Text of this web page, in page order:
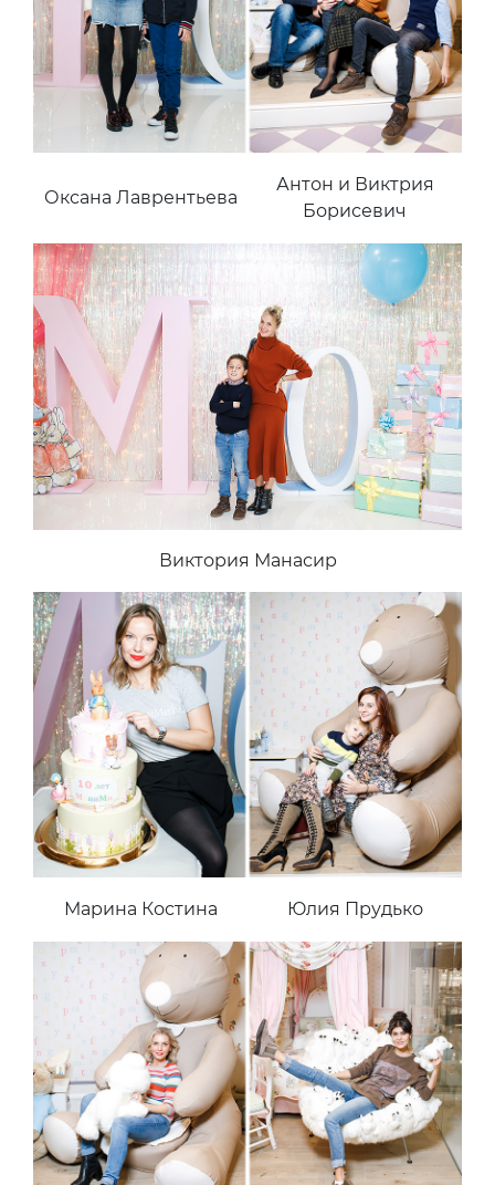
Оксана Лаврентьева
Антон и Виктрия
Борисевич
Виктория Манасир
Марина Костина Юлия Прудько